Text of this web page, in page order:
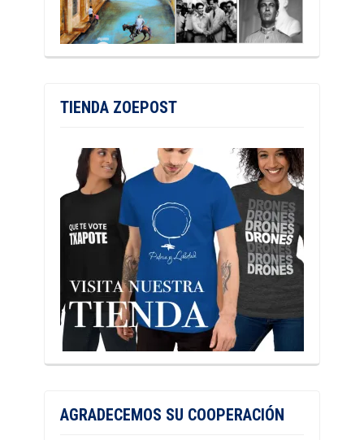
TIENDA ZOEPOST
AGRADECEMOS SU COOPERACIÓN